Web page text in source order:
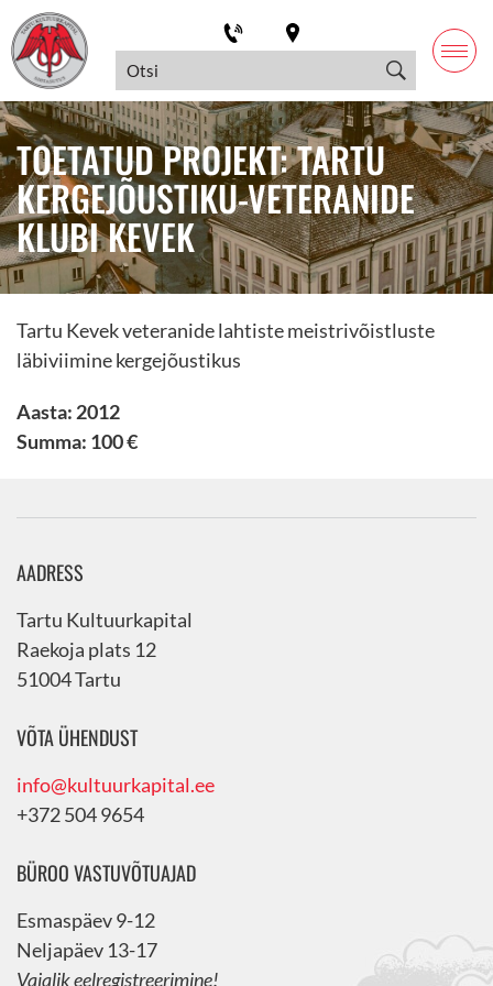
TOETATUD PROJEKT: TARTU
KERGEJÕUSTIKU-VETERANIDE
KLUBI KEVEK
Tartu Kevek veteranide lahtiste meistrivõistluste
läbiviimine kergejõustikus
Aasta: 2012
Summa: 100 €
AADRESS
Tartu Kultuurkapital
Raekoja plats 12
51004 Tartu
VÕTA ÜHENDUST
info@kultuurkapital.ee
+372 504 9654
BÜROO VASTUVÕTUAJAD
Esmaspäev 9-12
Neljapäev 13-17
Vajalik eelregistreerimine!